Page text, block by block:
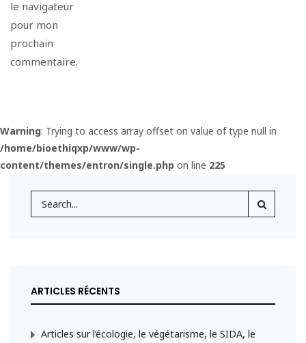
le navigateur
pour mon
prochain
commentaire.
Warning: Trying to access array offset on value of type null in
/home/bioethiqxp/www/wp-
content/themes/entron/single.php on line 225
ARTICLES RÉCENTS
Articles sur l’écologie, le végétarisme, le SIDA, le